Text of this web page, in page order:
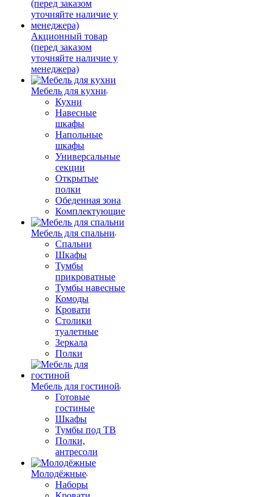
Акционный товар
(перед заказом
уточняйте наличие у
менеджера)
Мебель для кухни
Кухни
Навесные
шкафы
Напольные
шкафы
Универсальные
секции
Открытые
полки
Обеденная зона
Комплектующие
Мебель для спальни
Спальни
Шкафы
Тумбы
прикроватные
Тумбы навесные
Комоды
Кровати
Столики
туалетные
Зеркала
Полки
Мебель для гостиной
Готовые
гостиные
Шкафы
Тумбы под ТВ
Полки,
антресоли
Молодёжные
Наборы